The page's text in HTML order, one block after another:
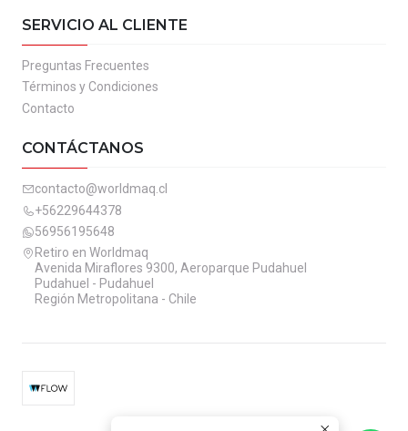
SERVICIO AL CLIENTE
Preguntas Frecuentes
Términos y Condiciones
Contacto
CONTÁCTANOS
contacto@worldmaq.cl
+56229644378
56956195648
Retiro en Worldmaq
Avenida Miraflores 9300, Aeroparque Pudahuel
Pudahuel - Pudahuel
Región Metropolitana - Chile